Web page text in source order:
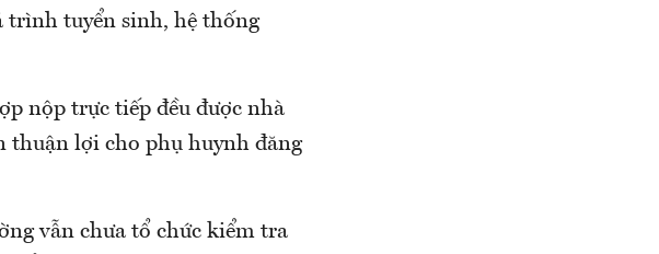
trình tuyển sinh, hệ thống
nộp trực tiếp đều được nhà
thuận lợi cho phụ huynh đăng
vẫn chưa tổ chức kiểm tra